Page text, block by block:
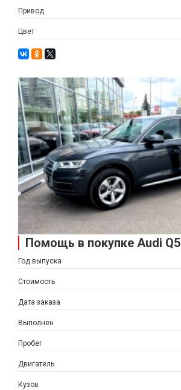
Привод
Цвет
Помощь в покупке Audi Q5
Год выпуска
Стоимость
Дата заказа
Выполнен
Пробег
Двигатель
Кузов